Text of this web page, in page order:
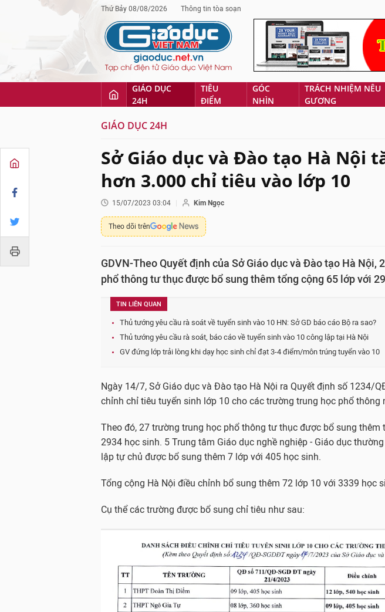
Thứ Bảy 08/08/2026 Thông tin tòa soạn
GIÁO DỤC
24H
TIÊU
ĐIỂM
GÓC
NHÌN
TRÁCH NHIỆM NÊU
GƯƠNG
GIÁO DỤC 24H
Sở Giáo dục và Đào tạo Hà Nội
hơn 3.000 chỉ tiêu vào lớp 10
15/07/2023 03:04 Kim Ngọc
Theo dõi trên
GDVN-Theo Quyết định của Sở Giáo dục và Đào tạo Hà Nội,
phổ thông tư thục được bổ sung thêm tổng cộng 65 lớp với
TIN LIÊN QUAN
Thủ tướng yêu cầu rà soát về tuyển sinh vào 10 HN: Sở GD báo cáo Bộ ra sao?
Thủ tướng yêu cầu rà soát, báo cáo về tuyển sinh vào 10 công lập tại Hà Nội
GV đứng lớp trải lòng khi dạy học sinh chỉ đạt 3-4 điểm/môn trúng tuyển vào 10
Ngày 14/7, Sở Giáo dục và Đào tạo Hà Nội ra Quyết định số 1234/
chỉnh chỉ tiêu tuyển sinh lớp 10 cho các trường trung học phổ thông
Theo đó, 27 trường trung học phổ thông tư thục được bổ sung thêm
2934 học sinh. 5 Trung tâm Giáo dục nghề nghiệp - Giáo dục
lập tự chủ được bổ sung thêm 7 lớp với 405 học sinh.
Tổng cộng Hà Nội điều chỉnh bổ sung thêm 72 lớp 10 với 3339 học
Cụ thể các trường được bổ sung chỉ tiêu như sau: